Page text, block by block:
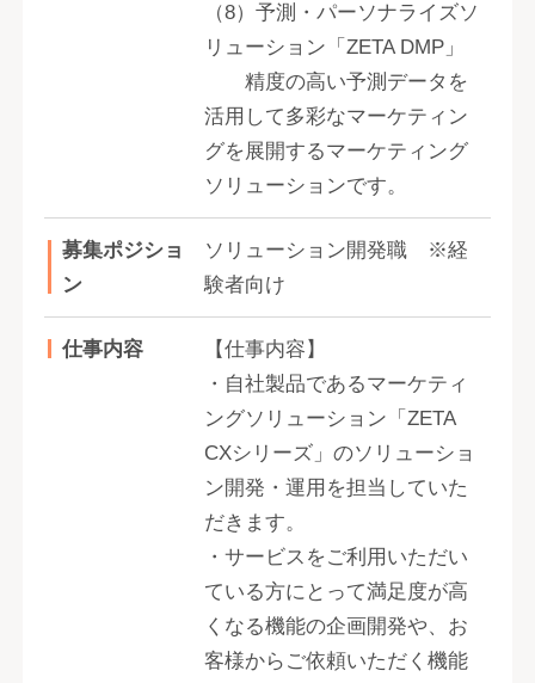
（8）予測・パーソナライズソ
リューション「ZETA DMP」
精度の高い予測データを
活用して多彩なマーケティン
グを展開するマーケティング
ソリューションです。
募集ポジショ
ン
ソリューション開発職 ※経
験者向け
仕事内容
【仕事内容】
・自社製品であるマーケティ
ングソリューション「ZETA
CXシリーズ」のソリューショ
ン開発・運用を担当していた
だきます。
・サービスをご利用いただい
ている方にとって満足度が高
くなる機能の企画開発や、お
客様からご依頼いただく機能